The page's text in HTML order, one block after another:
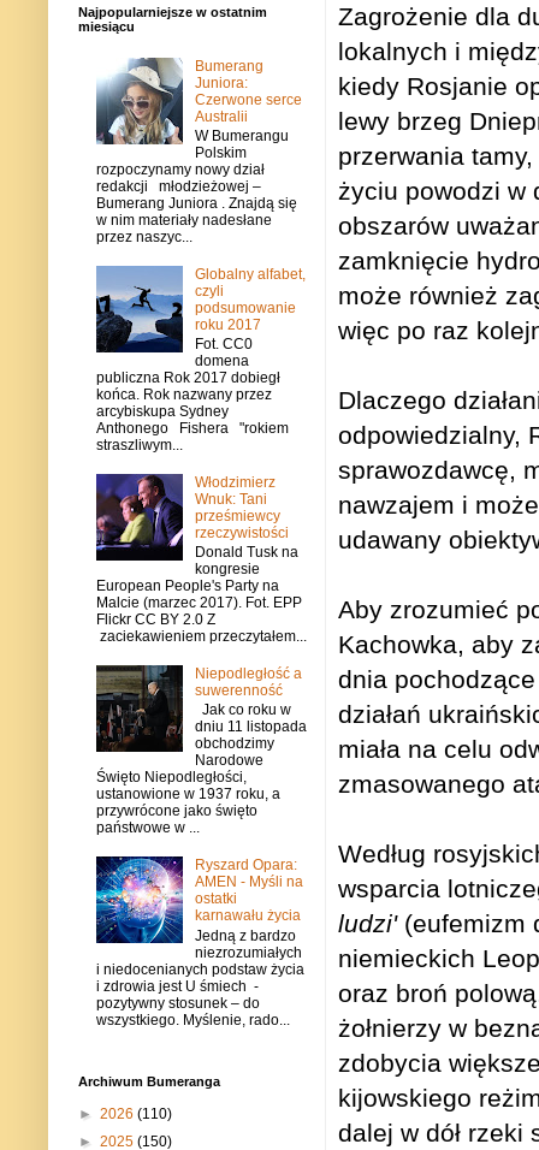
Zagrożenie dla
lokalnych i
kiedy Rosjanie
lewy brzeg
przerwania
życiu powodzi w
obszarów
zamknięcie
może również
więc po raz
Dlaczego
odpowiedzialny,
sprawozdawcę,
nawzajem i
udawany
Aby zrozumieć
Kachowka, aby
dnia
działań
miała na celu
zmasowanego
Według
wsparcia
ludzi'(eufemizm
niemieckich
oraz broń
żołnierzy w
zdobycia
kijowskiego
dalej w dół
Najpopularniejsze w ostatnim
miesiącu
Bumerang
Juniora:
Czerwone serce
Australii
W Bumerangu
Polskim
rozpoczynamy nowy dział
redakcji młodzieżowej –
Bumerang Juniora . Znajdą się
w nim materiały nadesłane
przez naszyc...
Globalny alfabet,
czyli
podsumowanie
roku 2017
Fot. CC0
domena
publiczna Rok 2017 dobiegł
końca. Rok nazwany przez
arcybiskupa Sydney
Anthonego Fishera "rokiem
straszliwym...
Włodzimierz
Wnuk: Tani
prześmiewcy
rzeczywistości
Donald Tusk na
kongresie
European People's Party na
Malcie (marzec 2017). Fot. EPP
Flickr CC BY 2.0 Z
zaciekawieniem przeczytałem...
Niepodległość a
suwerenność
Jak co roku w
dniu 11 listopada
obchodzimy
Narodowe
Święto Niepodległości,
ustanowione w 1937 roku, a
przywrócone jako święto
państwowe w ...
Ryszard Opara:
AMEN - Myśli na
ostatki
karnawału życia
Jedną z bardzo
niezrozumiałych
i niedocenianych podstaw życia
i zdrowia jest U śmiech -
pozytywny stosunek – do
wszystkiego. Myślenie, rado...
Archiwum Bumeranga
► 2026 (110)
► 2025 (150)